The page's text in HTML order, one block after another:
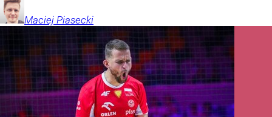
Maciej Piasecki